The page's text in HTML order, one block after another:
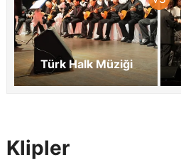
Türk Halk Müziği
Klipler